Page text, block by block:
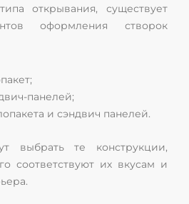
открывания, существует
оформления створок
панелей;
и сэндвич панелей.
выбрать те конструкции,
соответствуют их вкусам и